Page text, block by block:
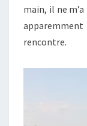
main, il ne
rencontre.